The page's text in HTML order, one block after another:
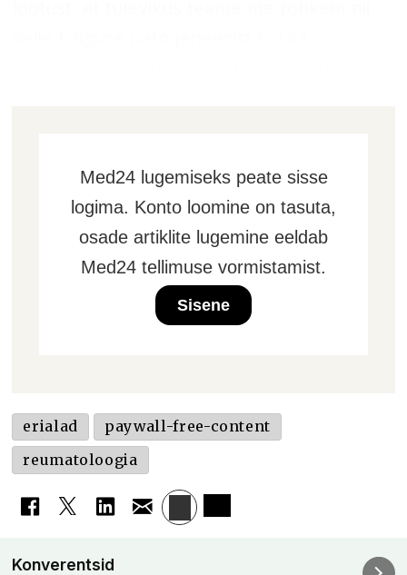
Med24 lugemiseks peate sisse
logima. Konto loomine on tasuta,
osade artiklite lugemine eeldab
Med24 tellimuse vormistamist.
Sisene
erialad
paywall-free-content
reumatoloogia
Konverentsid